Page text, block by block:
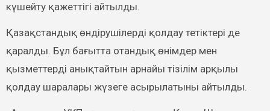
күшейту қажеттігі айтылды.
Қазақстандық өндірушілерді қолдау тетіктері де
қаралды. Бұл бағытта отандық өнімдер мен
қызметтерді анықтайтын арнайы тізілім арқылы
қолдау шаралары жүзеге асырылатыны айтылды.